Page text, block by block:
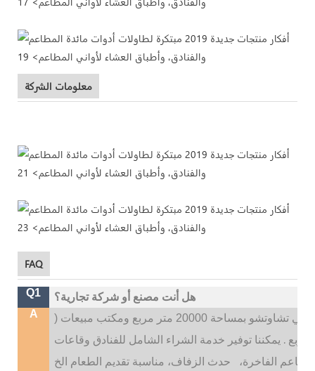
معلومات الشركة
FAQ
Q1
هل أنت مصنع أو شركة تجارية؟
A
20000 متر مربع ومكتب مبيعات (
. يمكننا توفير خدمة الشراء الشامل للفنادق وقاعات
الفاخرة،